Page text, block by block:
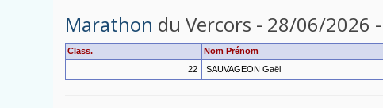
Marathon du Vercors - 28/06/2026
Class. Nom Prénom
22
SAUVAGEON Gaël